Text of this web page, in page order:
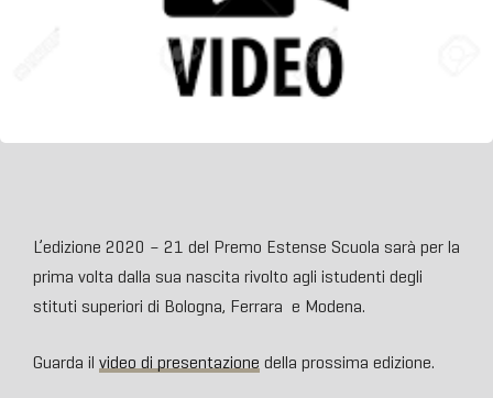
L’edizione 2020 – 21 del Premo Estense Scuola sarà per la
prima volta dalla sua nascita rivolto agli istudenti degli
stituti superiori di Bologna, Ferrara e Modena.
Guarda il video di presentazione della prossima edizione.